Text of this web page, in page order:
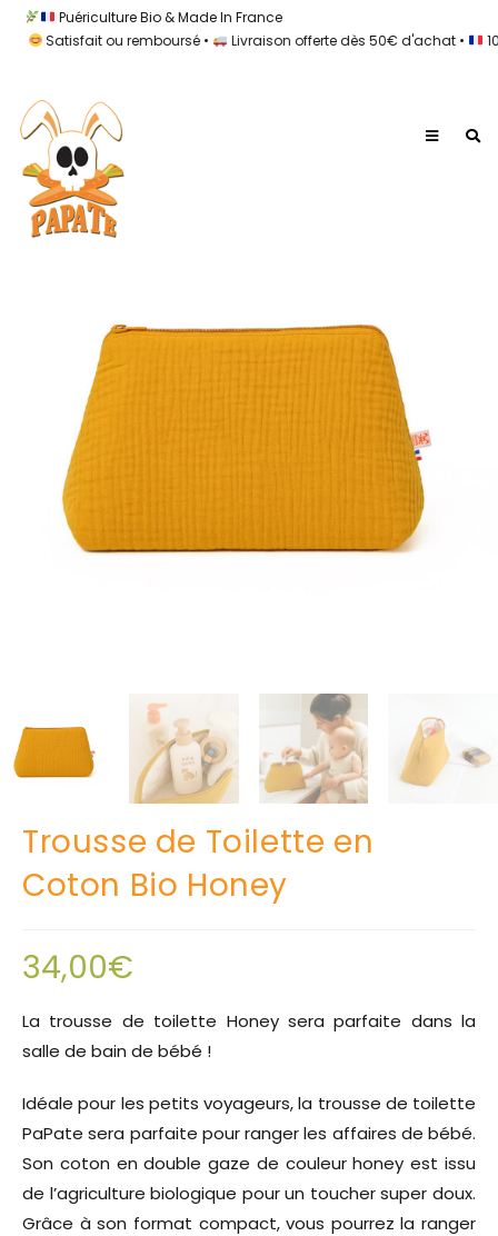
Puériculture Bio & Made In France
Satisfait ou remboursé •
Livraison offerte dès 50€ d'achat • 100%
Trousse de Toilette en
Coton Bio Honey
34,00€
La trousse de toilette Honey sera parfaite dans la
salle de bain de bébé !
Idéale pour les petits voyageurs, la trousse de toilette
PaPate sera parfaite pour ranger les affaires de bébé.
Son coton en double gaze de couleur honey est issu
de l’agriculture biologique pour un toucher super doux.
Grâce à son format compact, vous pourrez la ranger